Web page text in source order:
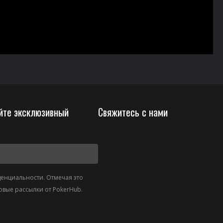
эксклюзивный
Отмечая это
рассылки от PokerHub.
Свяжитесь с нами